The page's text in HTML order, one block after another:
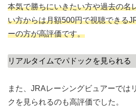
本気で勝ちにいきたい方や過去の名
い方からは月額500円で視聴できる
ーの方が高評価です。
リアルタイムでパドックを見られる
また、JRAレーシングビュアーでは
クを見られるのも高評価でした。